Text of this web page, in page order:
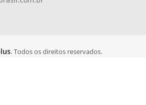
. Todos os direitos reservados.